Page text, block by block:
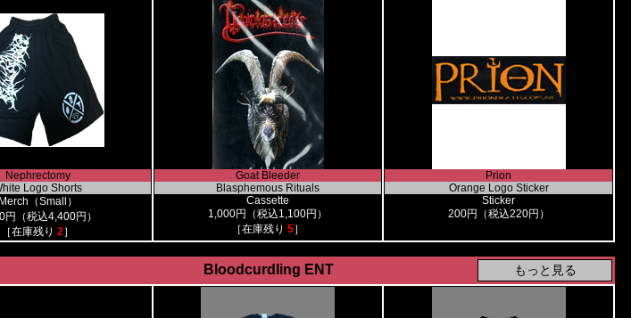
Nephrectomy
Logo Shorts
Merch（Small）
円（税込4,400円）
［在庫残り 2］
Goat Bleeder
Blasphemous Rituals
Cassette
1,000円（税込1,100円）
［在庫残り 5］
Prion
Orange Logo Sticker
Sticker
200円（税込220円）
Bloodcurdling ENT